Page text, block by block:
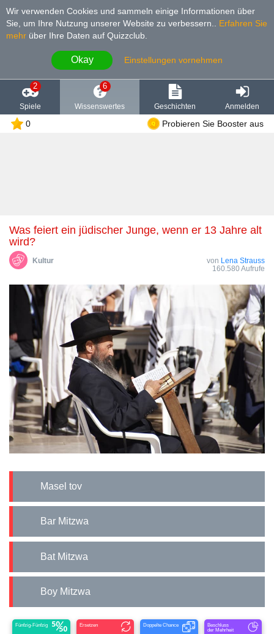
Wir verwenden Cookies und sammeln einige Informationen über
Sie, um Ihre Nutzung unserer Website zu verbessern.
Erfahren Sie
mehr über Ihre Daten auf Quizzclub.
Okay Einstellungen vornehmen
2
Spiele
6
Wissenswertes Geschichten Anmelden
0 Probieren Sie Booster aus
Was feiert ein jüdischer Junge, wenn er 13 Jahre alt
wird?
Kultur von Lena Strauss
160.580 Aufrufe
Masel tov
Bar Mitzwa
Bat Mitzwa
Boy Mitzwa
Fünfzig-Fünfzig Ersetzen Doppelte Chance
Beschluss
der Mehrheit